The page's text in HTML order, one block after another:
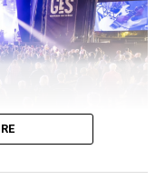
» le public avecRoc
stade avec son
etEverytime
juillet 2026. •© DR